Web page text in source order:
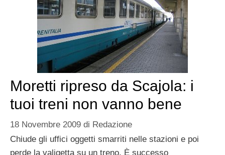
Moretti ripreso da Scajola: i
tuoi treni non vanno bene
18 Novembre 2009 di Redazione
Chiude gli uffici oggetti smarriti nelle stazioni e poi
perde la valigetta su un treno. È successo